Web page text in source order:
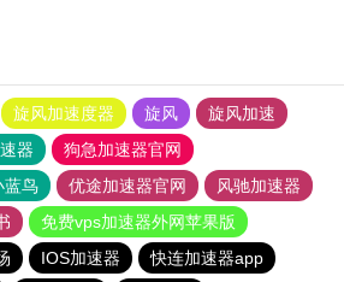
旋风加速度器 旋风
旋风加速
器
狗急加速器官网
蓝鸟 优途加速器官网
风驰加速器
免费vps加速器外网苹果版
IOS加速器 快连加速器app